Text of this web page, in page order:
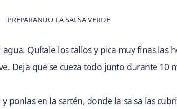
PREPARANDO LA SALSA VERDE
agua. Quítale los tallos y pica muy finas las
Deja que se cueza todo junto durante 10
y ponlas en la sartén, donde la salsa las